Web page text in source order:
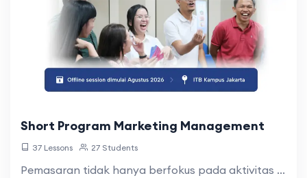
Short Program Marketing Management
37 Lessons 27 Students
Pemasaran tidak hanya berfokus pada aktivitas ...